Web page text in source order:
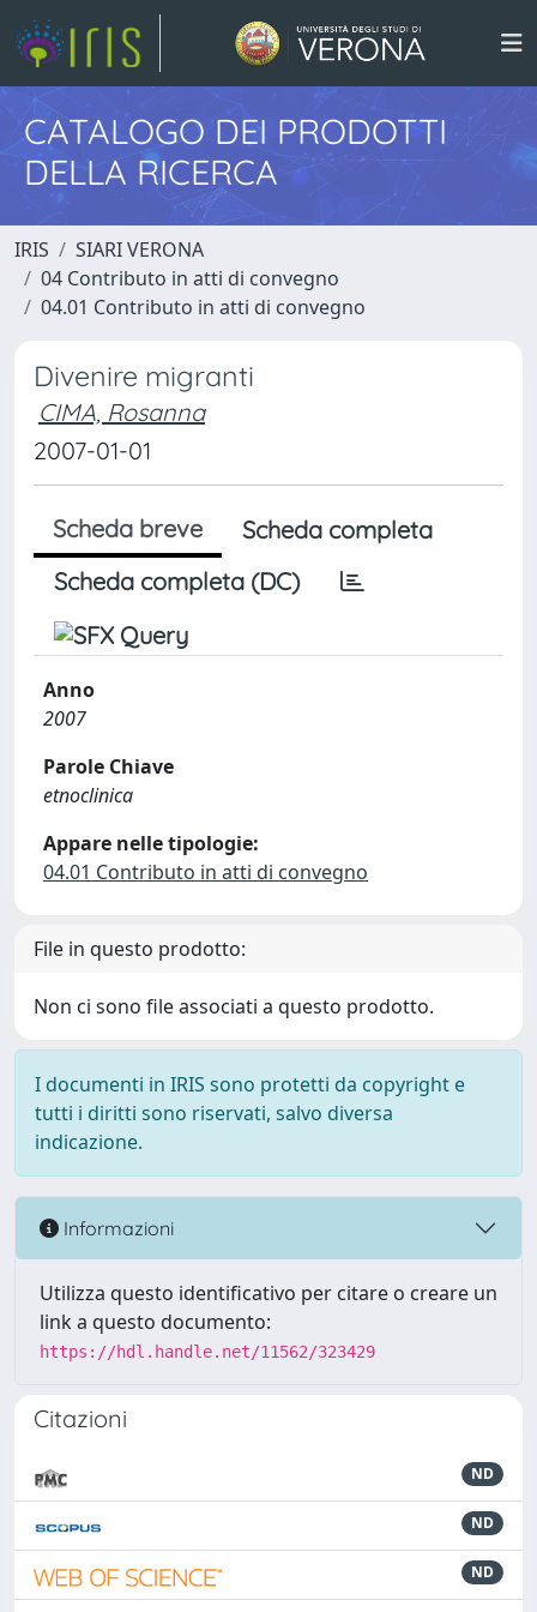
CATALOGO DEI PRODOTTI
DELLA RICERCA
IRIS
SIARI VERONA
04 Contributo in atti di convegno
04.01 Contributo in atti di convegno
Divenire migranti
CIMA, Rosanna
2007-01-01
Scheda breve
Scheda completa
Scheda completa (DC)
Anno
2007
Parole Chiave
etnoclinica
Appare nelle tipologie:
04.01 Contributo in atti di convegno
File in questo prodotto:
Non ci sono file associati a questo prodotto.
I documenti in IRIS sono protetti da copyright e
tutti i diritti sono riservati, salvo diversa
indicazione.
Informazioni
Utilizza questo identificativo per citare o creare un
link a questo documento:
https://hdl.handle.net/11562/323429
Citazioni
ND
ND
ND